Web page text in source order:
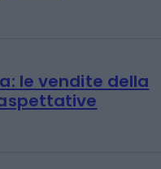
le vendite della